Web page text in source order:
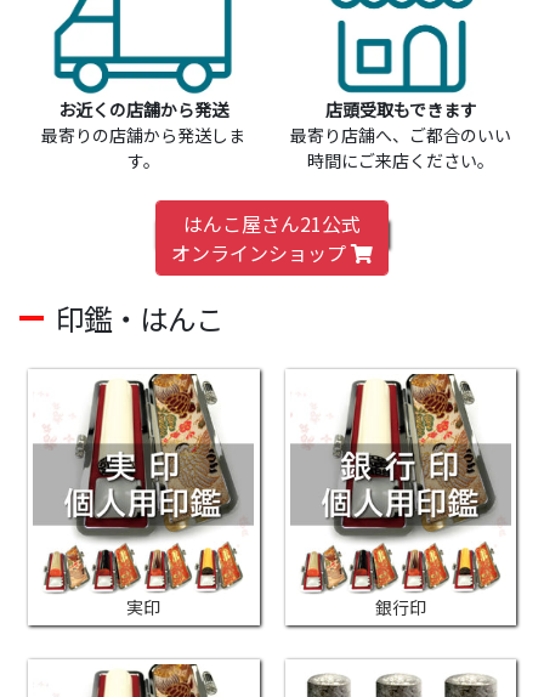
お近くの店舗から発送
最寄りの店舗から発送しま
す。
店頭受取もできます
最寄り店舗へ、ご都合のいい
時間にご来店ください。
はんこ屋さん21公式
オンラインショップ
印鑑・はんこ
実印 銀行印